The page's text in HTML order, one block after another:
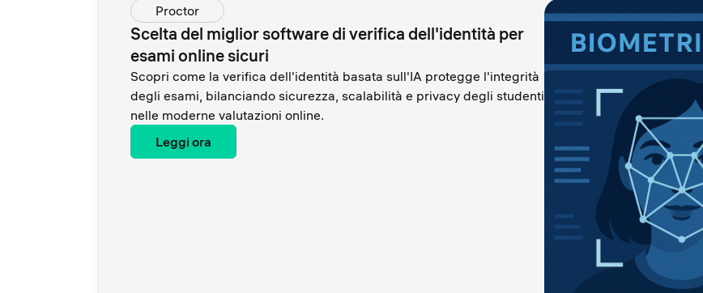
Proctor
Scelta del miglior software di verifica dell'identità per
esami online sicuri
Scopri come la verifica dell'identità basata sull'IA protegge l'integrità
degli esami, bilanciando sicurezza, scalabilità e privacy degli studenti
nelle moderne valutazioni online.
Leggi ora